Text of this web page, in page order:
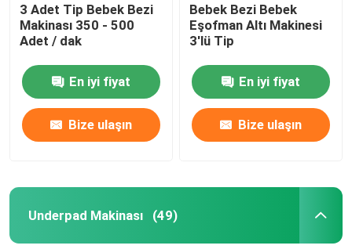
3 Adet Tip Bebek Bezi
Makinası 350 - 500
Adet / dak
En iyi fiyat
Bize ulaşın
Bebek Bezi Bebek
Eşofman Altı Makinesi
3'lü Tip
En iyi fiyat
Bize ulaşın
Underpad Makinası (49)